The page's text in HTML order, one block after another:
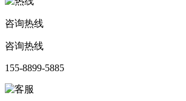
咨询热线
咨询热线
155-8899-5885